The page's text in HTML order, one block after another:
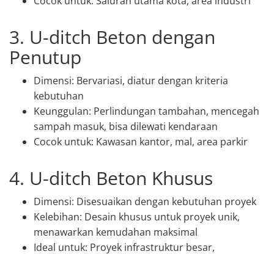
3. U-ditch Beton dengan
Penutup
Dimensi: Bervariasi, diatur dengan kriteria
kebutuhan
Keunggulan: Perlindungan tambahan, mencegah
sampah masuk, bisa dilewati kendaraan
Cocok untuk: Kawasan kantor, mal, area parkir
4. U-ditch Beton Khusus
Dimensi: Disesuaikan dengan kebutuhan proyek
Kelebihan: Desain khusus untuk proyek unik,
menawarkan kemudahan maksimal
Ideal untuk: Proyek infrastruktur besar,